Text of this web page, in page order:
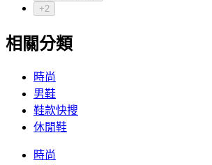
+2
相關分類
時尚
男鞋
鞋款快搜
休閒鞋
時尚